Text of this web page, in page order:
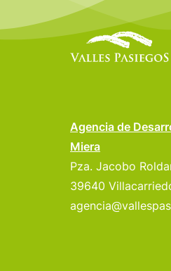
Agencia de
Miera
Pza. Jacobo
39640